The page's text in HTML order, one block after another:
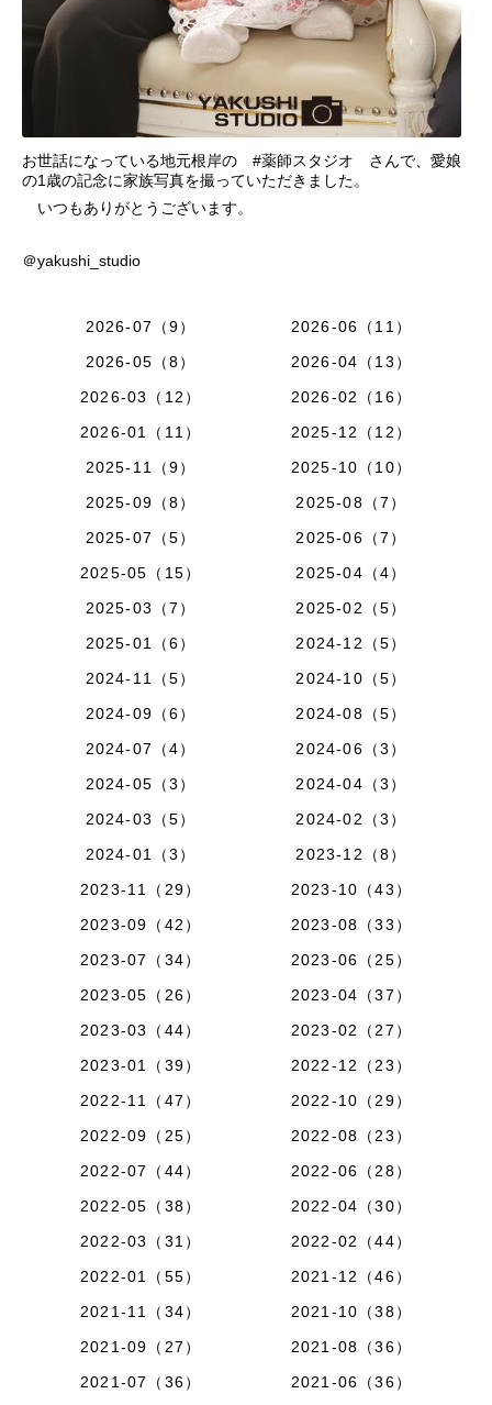
お世話になっている地元根岸の #薬師スタジオ さんで、愛娘
の1歳の記念に家族写真を撮っていただきました。
いつもありがとうございます。
＠yakushi_studio
2026-07（9）
2026-06（11）
2026-05（8）
2026-04（13）
2026-03（12）
2026-02（16）
2026-01（11）
2025-12（12）
2025-11（9）
2025-10（10）
2025-09（8）
2025-08（7）
2025-07（5）
2025-06（7）
2025-05（15）
2025-04（4）
2025-03（7）
2025-02（5）
2025-01（6）
2024-12（5）
2024-11（5）
2024-10（5）
2024-09（6）
2024-08（5）
2024-07（4）
2024-06（3）
2024-05（3）
2024-04（3）
2024-03（5）
2024-02（3）
2024-01（3）
2023-12（8）
2023-11（29）
2023-10（43）
2023-09（42）
2023-08（33）
2023-07（34）
2023-06（25）
2023-05（26）
2023-04（37）
2023-03（44）
2023-02（27）
2023-01（39）
2022-12（23）
2022-11（47）
2022-10（29）
2022-09（25）
2022-08（23）
2022-07（44）
2022-06（28）
2022-05（38）
2022-04（30）
2022-03（31）
2022-02（44）
2022-01（55）
2021-12（46）
2021-11（34）
2021-10（38）
2021-09（27）
2021-08（36）
2021-07（36）
2021-06（36）